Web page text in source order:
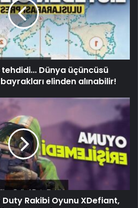
tehdidi... Dünya üçüncüsü
elinden alınabilir!
Rakibi Oyunu XDefiant,